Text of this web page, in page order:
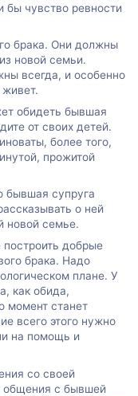
бы чувство ревности
брака. Они должны
новой семьи.
всегда, и особенно
обидеть бывшая
от своих детей.
более того,
прожитой
бывшая супруга
о ней
новой семье.
добрые
брака. Надо
плане. У
как обида,
момент станет
всего этого нужно
на помощь и
со своей
общения с бывшей